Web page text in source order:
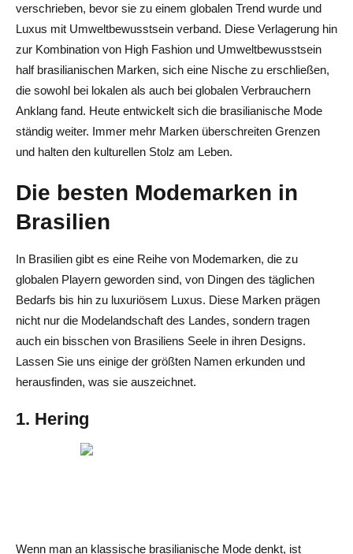
verschrieben, bevor sie zu einem globalen Trend wurde und
Luxus mit Umweltbewusstsein verband. Diese Verlagerung hin
zur Kombination von High Fashion und Umweltbewusstsein
half brasilianischen Marken, sich eine Nische zu erschließen,
die sowohl bei lokalen als auch bei globalen Verbrauchern
Anklang fand. Heute entwickelt sich die brasilianische Mode
ständig weiter. Immer mehr Marken überschreiten Grenzen
und halten den kulturellen Stolz am Leben.
Die besten Modemarken in
Brasilien
In Brasilien gibt es eine Reihe von Modemarken, die zu
globalen Playern geworden sind, von Dingen des täglichen
Bedarfs bis hin zu luxuriösem Luxus. Diese Marken prägen
nicht nur die Modelandschaft des Landes, sondern tragen
auch ein bisschen von Brasiliens Seele in ihren Designs.
Lassen Sie uns einige der größten Namen erkunden und
herausfinden, was sie auszeichnet.
1. Hering
Wenn man an klassische brasilianische Mode denkt, ist